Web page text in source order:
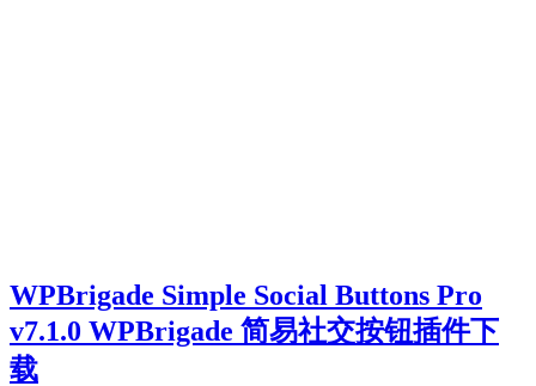
WPBrigade Simple Social Buttons Pro
v7.1.0 WPBrigade 简易社交按钮插件下
载